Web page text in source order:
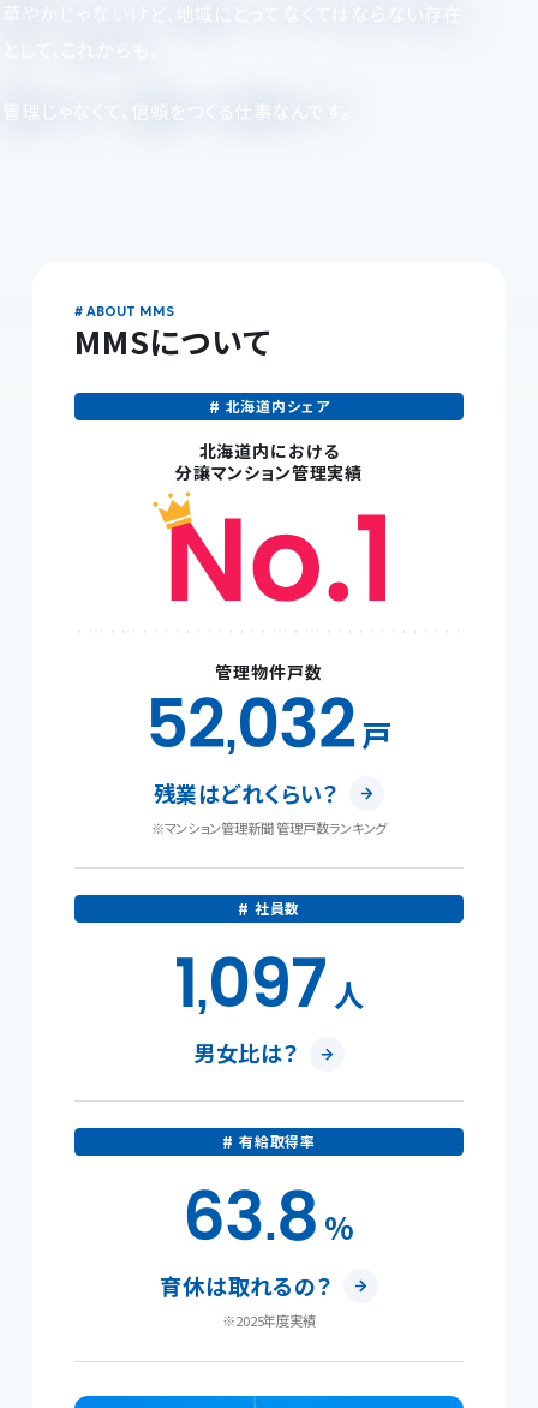
華やかじゃないけど、地域にとってなくてはならない存在
管理じゃなくて、信頼をつくる仕事なんです。
MMSについて
北海道内シェア
北海道内における
分譲マンション管理実績
管理物件戸数
52,032戸
残業はどれくらい？
※マンション管理新聞 管理戸数ランキング
社員数
1,097人
男女比は？
有給取得率
63.8 %
育休は取れるの？
※2025年度実績